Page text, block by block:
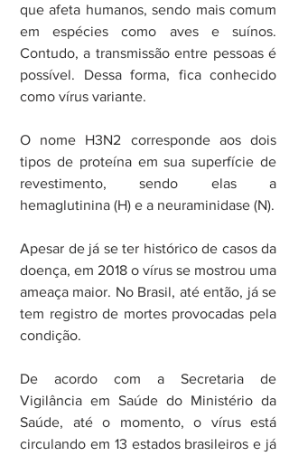
que afeta humanos, sendo mais comum
em espécies como aves e suínos.
Contudo, a transmissão entre pessoas é
possível. Dessa forma, fica conhecido
como vírus variante.
O nome H3N2 corresponde aos dois
tipos de proteína em sua superfície de
revestimento, sendo elas a
hemaglutinina (H) e a neuraminidase (N).
Apesar de já se ter histórico de casos da
doença, em 2018 o vírus se mostrou uma
ameaça maior. No Brasil, até então, já se
tem registro de mortes provocadas pela
condição.
De acordo com a Secretaria de
Vigilância em Saúde do Ministério da
Saúde, até o momento, o vírus está
circulando em 13 estados brasileiros e já